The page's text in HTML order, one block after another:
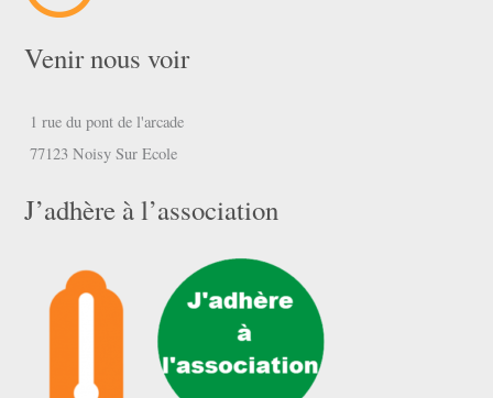
Venir nous voir
1 rue du pont de l'arcade
77123 Noisy Sur Ecole
J’adhère à l’association